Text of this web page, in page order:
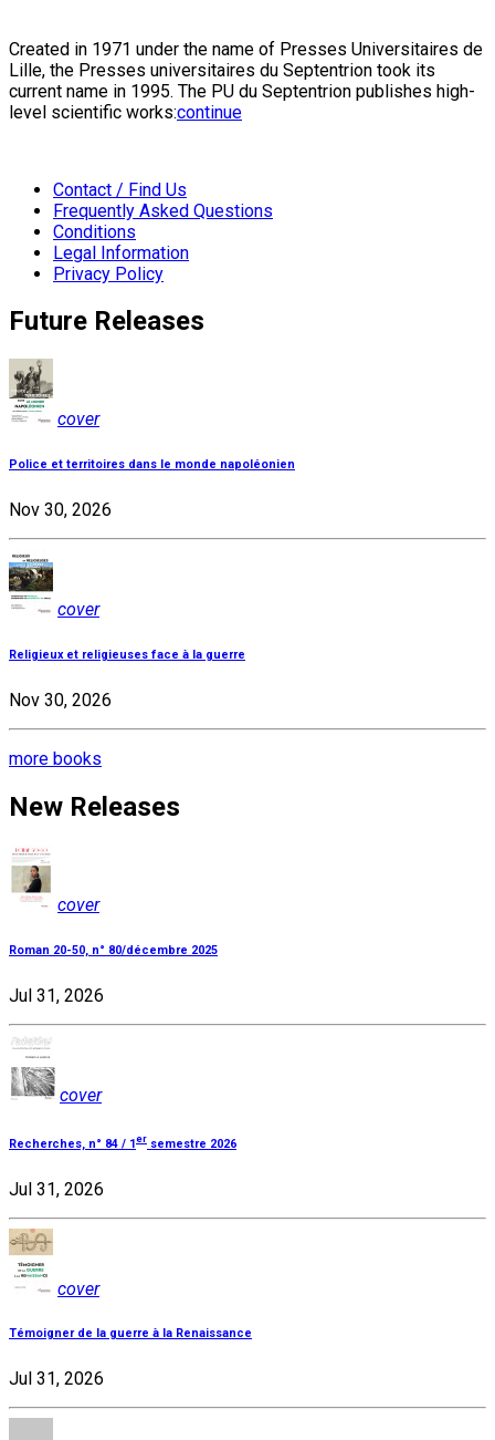
Created in 1971 under the name of Presses Universitaires de
Lille, the Presses universitaires du Septentrion took its
current name in 1995. The PU du Septentrion publishes high-
level scientific works:continue
Contact / Find Us
Frequently Asked Questions
Conditions
Legal Information
Privacy Policy
Future Releases
cover
Police et territoires dans le monde napoléonien
Nov 30, 2026
cover
Religieux et religieuses face à la guerre
Nov 30, 2026
more books
New Releases
cover
Roman 20-50, n° 80/décembre 2025
Jul 31, 2026
cover
Recherches, n° 84 / 1er semestre 2026
Jul 31, 2026
cover
Témoigner de la guerre à la Renaissance
Jul 31, 2026